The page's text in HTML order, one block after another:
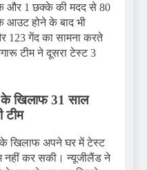
और 1 छक्के की मदद से 80
आउट होने के बाद भी
123 गेंद का सामना करते
टीम ने दूसरा टेस्ट 3
खिलाफ 31 साल
टीम
खिलाफ अपने घर में टेस्ट
नहीं कर सकी। न्यूजीलैंड ने